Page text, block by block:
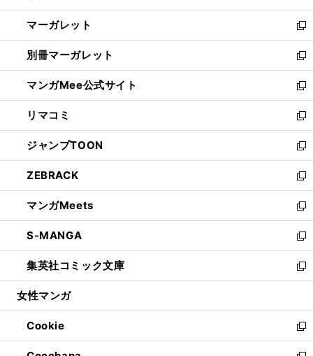
開
く
ウ
で
開
く
ン
ド
ウ
で
開
く
し
い
ウ
ィ
ン
ド
ウ
で
開
く
マーガレット
新
し
い
ウ
ィ
ン
ド
ウ
で
開
く
別冊マーガレット
新
し
い
ウ
ィ
ン
ド
ウ
で
開
く
マンガMee公式サイト
新
し
い
ウ
ィ
ン
ド
ウ
で
開
く
リマコミ
新
し
い
ウ
ィ
ン
ド
ウ
で
開
く
ジャンプTOON
新
し
い
ウ
ィ
ン
ド
ウ
で
開
ZEBRACK
新
し
い
ウ
ィ
ン
ド
ウ
開
く
マンガMeets
新
し
い
ウ
ィ
ン
ウ
で
開
S-MANGA
新
し
い
ウ
ン
ド
ウ
集英社コミック文庫
新
し
ウ
ィ
ン
女性マンガ
Cookie
新
し